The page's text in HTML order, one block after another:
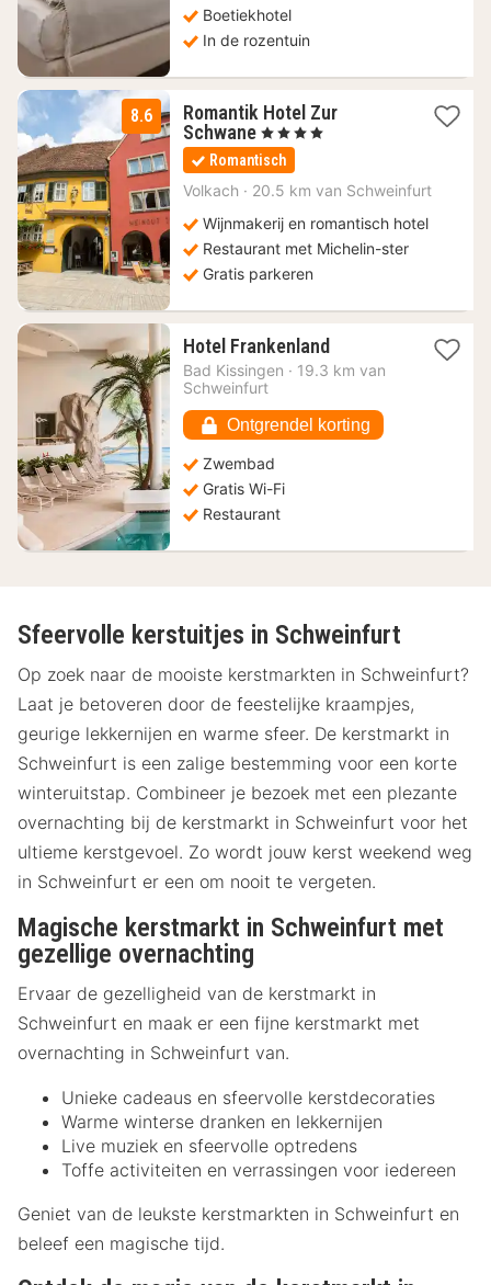
Boetiekhotel
In de rozentuin
8.6
Romantik Hotel Zur
Schwane 1
nacht
vanaf
163,90
, 4 Sterren
Romantisch
Volkach · 20.5 km van Schweinfurt
Wijnmakerij en romantisch hotel
Restaurant met Michelin-ster
Gratis parkeren
Hotel Frankenland1
nacht
€
Bad Kissingen · 19.3 km van
Schweinfurt
Ontgrendel korting
Zwembad
Gratis Wi-Fi
Restaurant
Sfeervolle kerstuitjes in Schweinfurt
Op zoek naar de mooiste kerstmarkten in Schweinfurt?
Laat je betoveren door de feestelijke kraampjes,
geurige lekkernijen en warme sfeer. De kerstmarkt in
Schweinfurt is een zalige bestemming voor een korte
winteruitstap. Combineer je bezoek met een plezante
overnachting bij de kerstmarkt in Schweinfurt voor het
ultieme kerstgevoel. Zo wordt jouw kerst weekend weg
in Schweinfurt er een om nooit te vergeten.
Magische kerstmarkt in Schweinfurt met
gezellige overnachting
Ervaar de gezelligheid van de kerstmarkt in
Schweinfurt en maak er een fijne kerstmarkt met
overnachting in Schweinfurt van.
Unieke cadeaus en sfeervolle kerstdecoraties
Warme winterse dranken en lekkernijen
Live muziek en sfeervolle optredens
Toffe activiteiten en verrassingen voor iedereen
Geniet van de leukste kerstmarkten in Schweinfurt en
beleef een magische tijd.